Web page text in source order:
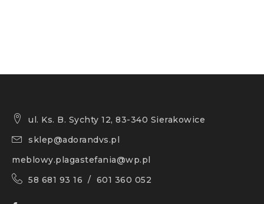
ul. Ks. B. Sychty 12, 83-340 Sierakowice
sklep@adorandvs.pl
meblowy.plagastefania@wp.pl
58 681 93 16 / 601 360 052